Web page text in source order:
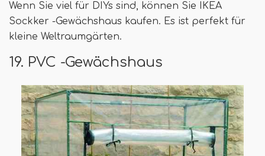
Wenn Sie viel für DIYs sind, können Sie IKEA
Sockker -Gewächshaus kaufen. Es ist perfekt für
kleine Weltraumgärten.
19. PVC -Gewächshaus